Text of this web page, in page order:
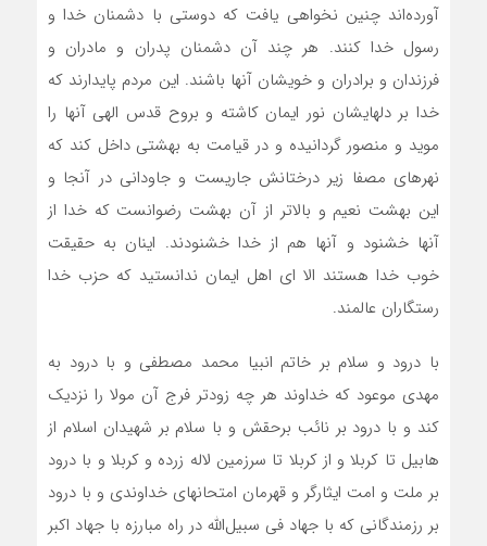
آورده‌اند چنین نخواهی یافت که دوستی با دشمنان خدا و
رسول خدا کنند. هر چند آن دشمنان پدران و مادران و
فرزندان و برادران و خویشان آنها باشند. این مردم پایدارند که
خدا بر دلهایشان نور ایمان کاشته و بروح قدس الهی آنها را
موید و منصور گردانیده و در قیامت به بهشتی داخل کند که
نهرهای مصفا زیر درختانش جاریست و جاودانی در آنجا و
این بهشت نعیم و بالاتر از آن بهشت رضوانست که خدا از
آنها خشنود و آنها هم از خدا خشنودند. اینان به حقیقت
خوب خدا هستند الا ای اهل ایمان ندانستید که حزب خدا
رستگاران عالمند.
با درود و سلام بر خاتم انبیا محمد مصطفی و با درود به
مهدی موعود که خداوند هر چه زودتر فرج آن مولا را نزدیک
کند و با درود بر نائب برحقش و با سلام بر شهیدان اسلام از
هابیل تا کربلا و از کربلا تا سرزمین لاله زرده و کربلا و با درود
بر ملت و امت ایثارگر و قهرمان امتحانهای خداوندی و با درود
بر رزمندگانی که با جهاد فی سبیل‌الله در راه مبارزه با جهاد اکبر